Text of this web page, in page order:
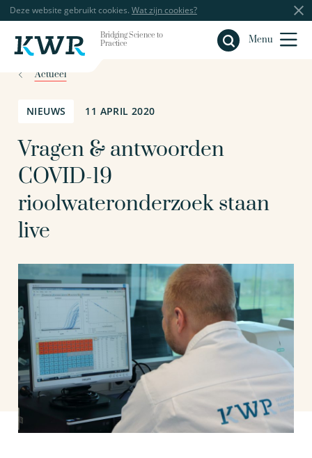
Deze website gebruikt cookies. Wat zijn cookies?
Bridging Science to
Practice
Menu
Sluiten
Actueel
NIEUWS 11 APRIL 2020
Vragen & antwoorden
COVID-19
rioolwateronderzoek staan
live